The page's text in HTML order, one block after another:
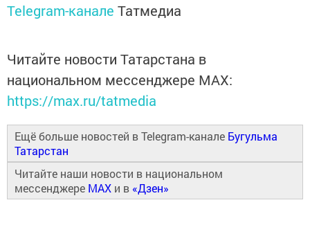
Telegram-канале Татмедиа
Читайте новости Татарстана в
национальном мессенджере MАХ:
https://max.ru/tatmedia
Ещё больше новостей в Telegram-канале Бугульма
Татарстан
Читайте наши новости в национальном
мессенджере MAX и в «Дзен»